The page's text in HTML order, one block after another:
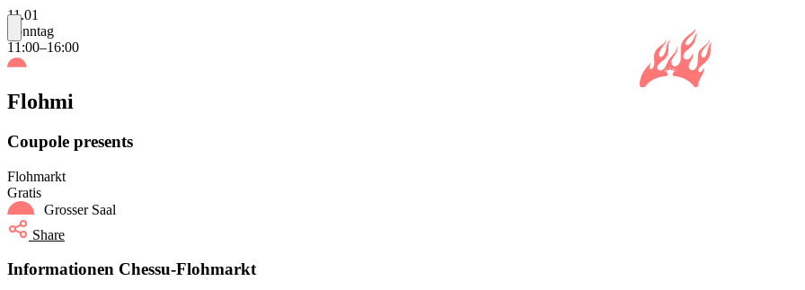
11.01
Sonntag
11:00–16:00
Flohmi
Coupole presents
Flohmarkt
Gratis
Grosser Saal
Share
Informationen Chessu-Flohmarkt